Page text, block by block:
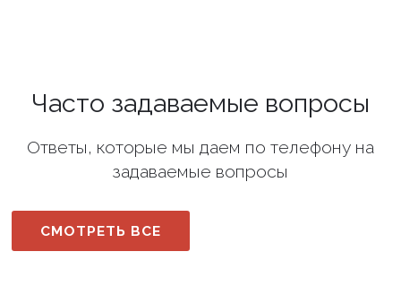
Часто задаваемые вопросы
Ответы, которые мы даем по телефону на
задаваемые вопросы
СМОТРЕТЬ ВСЕ